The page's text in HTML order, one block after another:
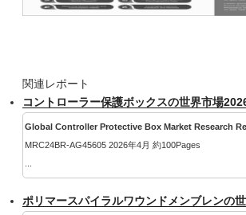
関連レポート
コントローラー保護ボックスの世界市場
Global Controller Protective Box Market Research
MRC24BR-AG45605 2026年4月 約100Pages
ポリマースパイラルワウンドメンブレンの